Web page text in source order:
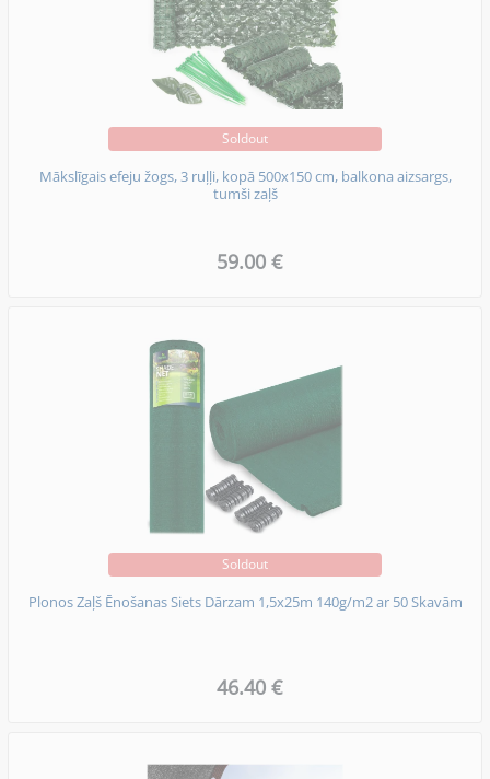
Soldout
Mākslīgais efeju žogs, 3 ruļļi, kopā 500x150 cm, balkona aizsargs,
tumši zaļš
59.00 €
Soldout
Plonos Zaļš Ēnošanas Siets Dārzam 1,5x25m 140g/m2 ar 50 Skavām
46.40 €